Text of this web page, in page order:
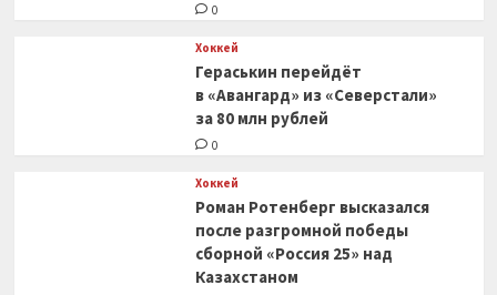
0
Хоккей
Гераськин перейдёт
в «Авангард» из «Северстали»
за 80 млн рублей
0
Хоккей
Роман Ротенберг высказался
после разгромной победы
сборной «Россия 25» над
Казахстаном